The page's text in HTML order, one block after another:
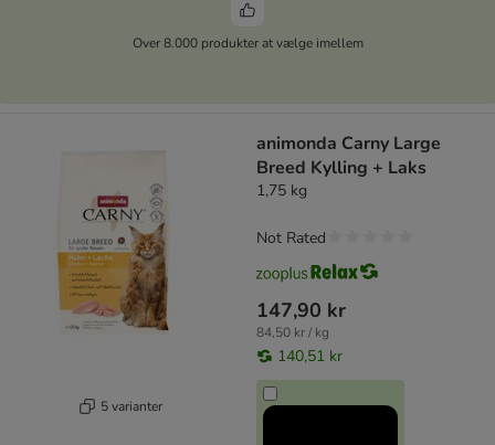
Over 8.000 produkter at vælge imellem
5 varianter
animonda Carny Large
Breed Kylling + Laks
1,75 kg
147,90 kr
84,50 kr / kg
140,51 kr
Not Rated